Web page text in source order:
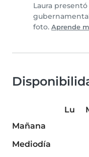
Laura
foto. Aprende
Lu
Mañana
Mediodía